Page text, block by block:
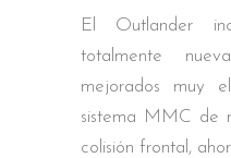
El Outlander
totalmente
mejorados muy
sistema MMC de
colisión frontal,